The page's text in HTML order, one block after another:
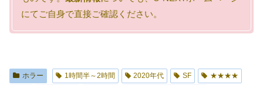
にてご自身で直接ご確認ください。
ホラー 1時間半～2時間 2020年代 SF
★★★★